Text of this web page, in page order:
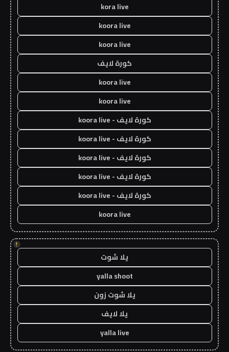
kora live
koora live
koora live
كورة لايف
koora live
koora live
كورة لايف - koora live
كورة لايف - koora live
كورة لايف - koora live
كورة لايف - koora live
كورة لايف - koora live
koora live
!
يلا شوت
yalla shoot
يلا شوت زون
يلا لايف
yalla live